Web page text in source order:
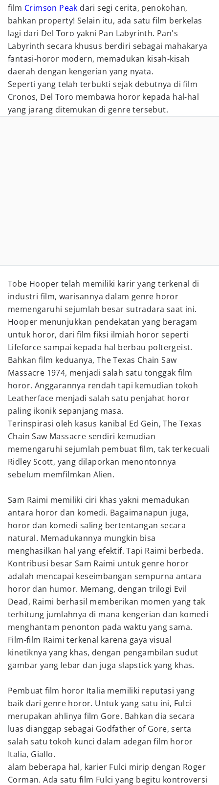
film Crimson Peak dari segi cerita, penokohan,
bahkan property! Selain itu, ada satu film berkelas
lagi dari Del Toro yakni Pan Labyrinth. Pan's
Labyrinth secara khusus berdiri sebagai mahakarya
fantasi-horor modern, memadukan kisah-kisah
daerah dengan kengerian yang nyata.
Seperti yang telah terbukti sejak debutnya di film
Cronos, Del Toro membawa horor kepada hal-hal
yang jarang ditemukan di genre tersebut.
Tobe Hooper telah memiliki karir yang terkenal di
industri film, warisannya dalam genre horor
memengaruhi sejumlah besar sutradara saat ini.
Hooper menunjukkan pendekatan yang beragam
untuk horor, dari film fiksi ilmiah horor seperti
Lifeforce sampai kepada hal berbau poltergeist.
Bahkan film keduanya, The Texas Chain Saw
Massacre 1974, menjadi salah satu tonggak film
horor. Anggarannya rendah tapi kemudian tokoh
Leatherface menjadi salah satu penjahat horor
paling ikonik sepanjang masa.
Terinspirasi oleh kasus kanibal Ed Gein, The Texas
Chain Saw Massacre sendiri kemudian
memengaruhi sejumlah pembuat film, tak terkecuali
Ridley Scott, yang dilaporkan menontonnya
sebelum memfilmkan Alien.
Sam Raimi memiliki ciri khas yakni memadukan
antara horor dan komedi. Bagaimanapun juga,
horor dan komedi saling bertentangan secara
natural. Memadukannya mungkin bisa
menghasilkan hal yang efektif. Tapi Raimi berbeda.
Kontribusi besar Sam Raimi untuk genre horor
adalah mencapai keseimbangan sempurna antara
horor dan humor. Memang, dengan trilogi Evil
Dead, Raimi berhasil memberikan momen yang tak
terhitung jumlahnya di mana kengerian dan komedi
menghantam penonton pada waktu yang sama.
Film-film Raimi terkenal karena gaya visual
kinetiknya yang khas, dengan pengambilan sudut
gambar yang lebar dan juga slapstick yang khas.
Pembuat film horor Italia memiliki reputasi yang
baik dari genre horor. Untuk yang satu ini, Fulci
merupakan ahlinya film Gore. Bahkan dia secara
luas dianggap sebagai Godfather of Gore, serta
salah satu tokoh kunci dalam adegan film horor
Italia, Giallo.
alam beberapa hal, karier Fulci mirip dengan Roger
Corman. Ada satu film Fulci yang begitu kontroversi